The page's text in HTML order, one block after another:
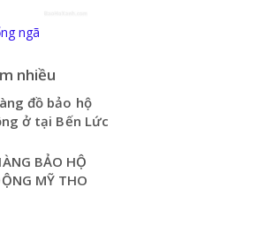
ngã
nhiều
đồ bảo hộ
ở tại Bến Lức
BẢO HỘ
MỸ THO